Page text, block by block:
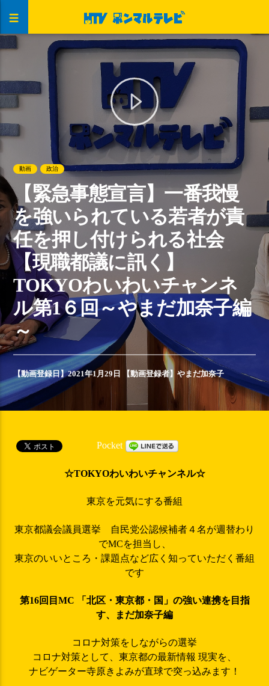
動画 政治
【緊急事態宣言】一番我慢
を強いられている若者が責
任を押し付けられる社会
【現職都議に訊く】
TOKYOわいわいチャンネ
ル第1６回～やまだ加奈子編
～
【動画登録日】2021年1月29日 【動画登録者】やまだ加奈子
Pocket
☆TOKYOわいわいチャンネル☆
東京を元気にする番組
東京都議会議員選挙 自民党公認候補者４名が週替わり
でMCを担当し、
東京のいいところ・課題点など広く知っていただく番組
です
第16回目MC 「北区・東京都・国」の強い連携を目指
す、まだ加奈子編
コロナ対策をしながらの選挙
コロナ対策として、東京都の最新情報 現実を、
ナビゲーター寺原きよみが直球で突っ込みます！